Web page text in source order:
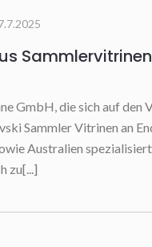
Sammlervitrinen
GmbH, die sich auf den
Sammler Vitrinen an
Australien
zu[...]